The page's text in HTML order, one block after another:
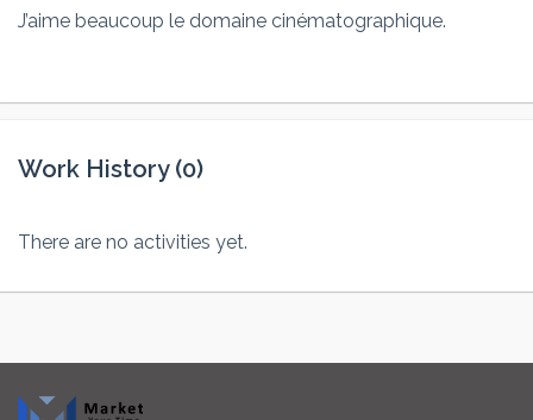
J’aime beaucoup le domaine cinématographique.
Work History (0)
There are no activities yet.